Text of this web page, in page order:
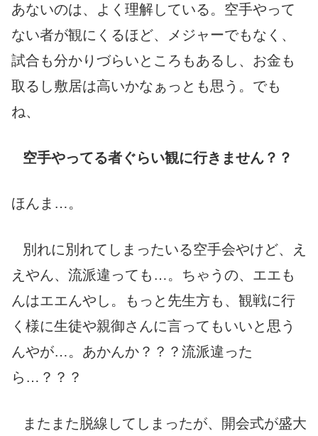
あないのは、よく理解している。空手やって
ない者が観にくるほど、メジャーでもなく、
試合も分かりづらいところもあるし、お金も
取るし敷居は高いかなぁっとも思う。でも
ね、
空手やってる者ぐらい観に行きません？？
ほんま…。
別れに別れてしまったいる空手会やけど、え
えやん、流派違っても…。ちゃうの、エエも
んはエエんやし。もっと先生方も、観戦に行
く様に生徒や親御さんに言ってもいいと思う
んやが…。あかんか？？？流派違った
ら…？？？
またまた脱線してしまったが、開会式が盛大